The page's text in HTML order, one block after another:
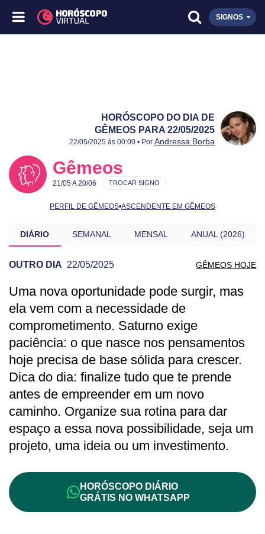
SIGNOS
HORÓSCOPO DO DIA DE
GÊMEOS PARA 22/05/2025
Publicado:
22/05/2025
Atualizado:
22/05/2025
22/05/2025 às 00:00 • Por Andressa Borba
Gêmeos
21/05 A 20/06
PERFIL DE GÊMEOS•ASCENDENTE EM GÊMEOS
TROCAR SIGNO
DIÁRIO SEMANAL MENSAL ANUAL (2026)
OUTRO DIA 22/05/2025 GÊMEOS HOJE
PREVISÃO DE GÊMEOS PARA OUTRO
Uma nova oportunidade pode surgir, mas
ela vem com a necessidade de
comprometimento. Saturno exige
paciência: o que nasce nos pensamentos
hoje precisa de base sólida para crescer.
Dica do dia: finalize tudo que te prende
antes de empreender em um novo
caminho. Organize sua rotina para dar
espaço a essa nova possibilidade, seja um
projeto, uma ideia ou um investimento.
HORÓSCOPO DIÁRIO
GRÁTIS NO WHATSAPP